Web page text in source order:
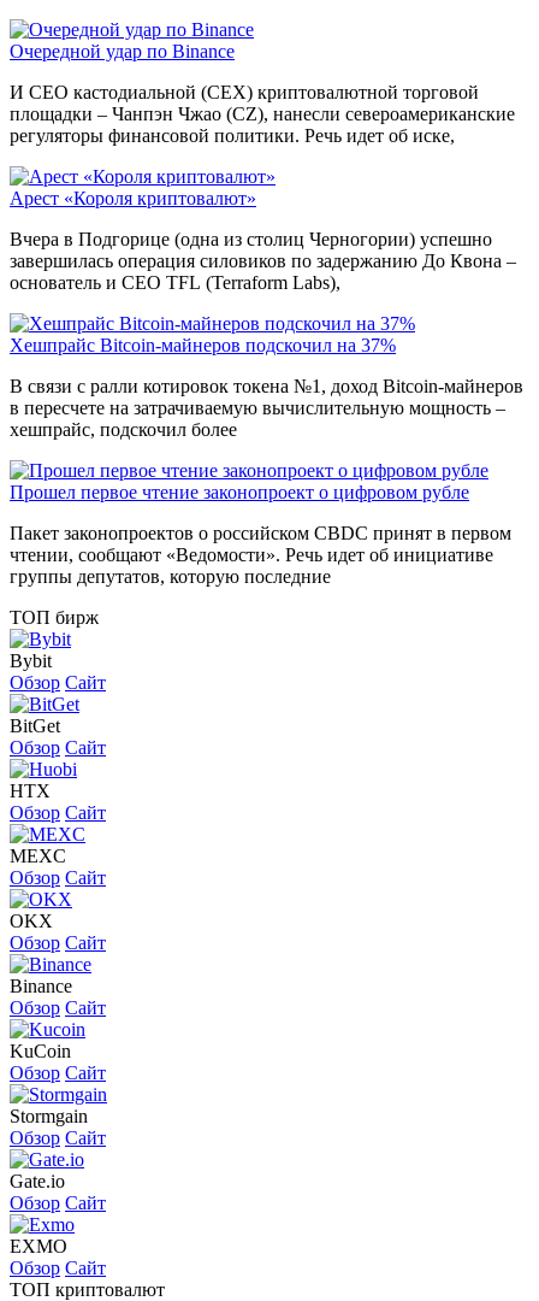
Очередной удар по Binance
И CEO кастодиальной (CEX) криптовалютной торговой
площадки – Чанпэн Чжао (CZ), нанесли североамериканские
регуляторы финансовой политики. Речь идет об иске,
Арест «Короля криптовалют»
Вчера в Подгорице (одна из столиц Черногории) успешно
завершилась операция силовиков по задержанию До Квона –
основатель и CEO TFL (Terraform Labs),
Хешпрайс Bitcoin-майнеров подскочил на 37%
В связи с ралли котировок токена №1, доход Bitcoin-майнеров
в пересчете на затрачиваемую вычислительную мощность –
хешпрайс, подскочил более
Прошел первое чтение законопроект о цифровом рубле
Пакет законопроектов о российском CBDC принят в первом
чтении, сообщают «Ведомости». Речь идет об инициативе
группы депутатов, которую последние
ТОП бирж
Bybit
Обзор Сайт
BitGet
Обзор Сайт
HTX
Обзор Сайт
MEXC
Обзор Сайт
OKX
Обзор Сайт
Binance
Обзор Сайт
KuCoin
Обзор Сайт
Stormgain
Обзор Сайт
Gate.io
Обзор Сайт
EXMO
Обзор Сайт
ТОП криптовалют